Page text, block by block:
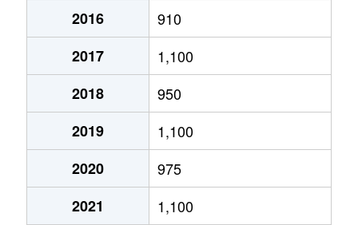
あいの里２条
550万円
あいの里２条
1,600万円
あいの里２条
1,500万円
あいの里２条
100万円
あいの里２条
200万円
あいの里２条
850万円
2016
910
2017
1,100
2018
950
2019
1,100
2020
975
2021
1,100